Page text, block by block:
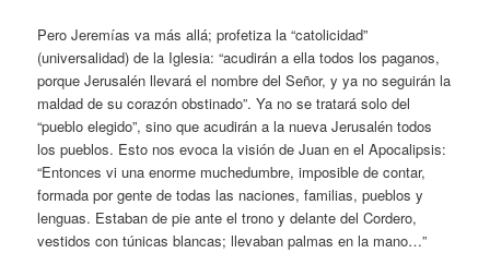
Pero Jeremías va más allá; profetiza la “catolicidad”
(universalidad) de la Iglesia: “acudirán a ella todos los paganos,
porque Jerusalén llevará el nombre del Señor, y ya no seguirán la
maldad de su corazón obstinado”. Ya no se tratará solo del
“pueblo elegido”, sino que acudirán a la nueva Jerusalén todos
los pueblos. Esto nos evoca la visión de Juan en el Apocalipsis:
“Entonces vi una enorme muchedumbre, imposible de contar,
formada por gente de todas las naciones, familias, pueblos y
lenguas. Estaban de pie ante el trono y delante del Cordero,
vestidos con túnicas blancas; llevaban palmas en la mano…”